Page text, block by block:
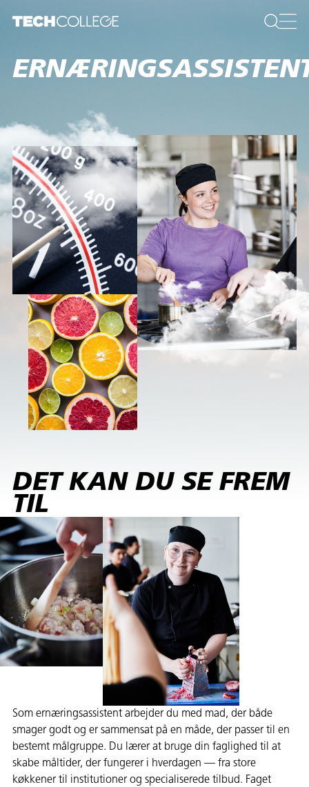
DET KAN DU SE FREM
TIL
Som ernæringsassistent arbejder du med mad, der både
smager godt og er sammensat på en måde, der passer til en
bestemt målgruppe. Du lærer at bruge din faglighed til at
skabe måltider, der fungerer i hverdagen — fra store
køkkener til institutioner og specialiserede tilbud. Faget